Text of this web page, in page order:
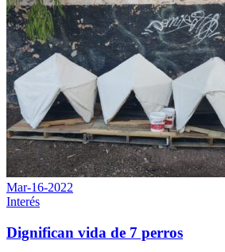
Mar-16-2022
Interés
Dignifican vida de 7 perros